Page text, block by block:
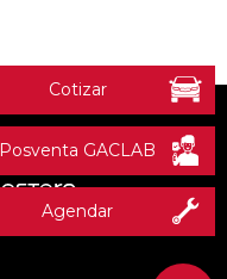
Cotizar
Posventa GACLAB
Agendar